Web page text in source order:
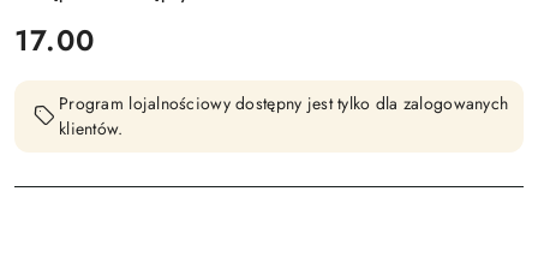
cena:
17.00
Program lojalnościowy dostępny jest tylko dla zalogowanych
klientów.